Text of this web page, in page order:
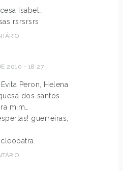
Isabel…
rsrsrsrs
2010 - 18:27
Peron, Helena
dos santos
mim…
guerreiras,